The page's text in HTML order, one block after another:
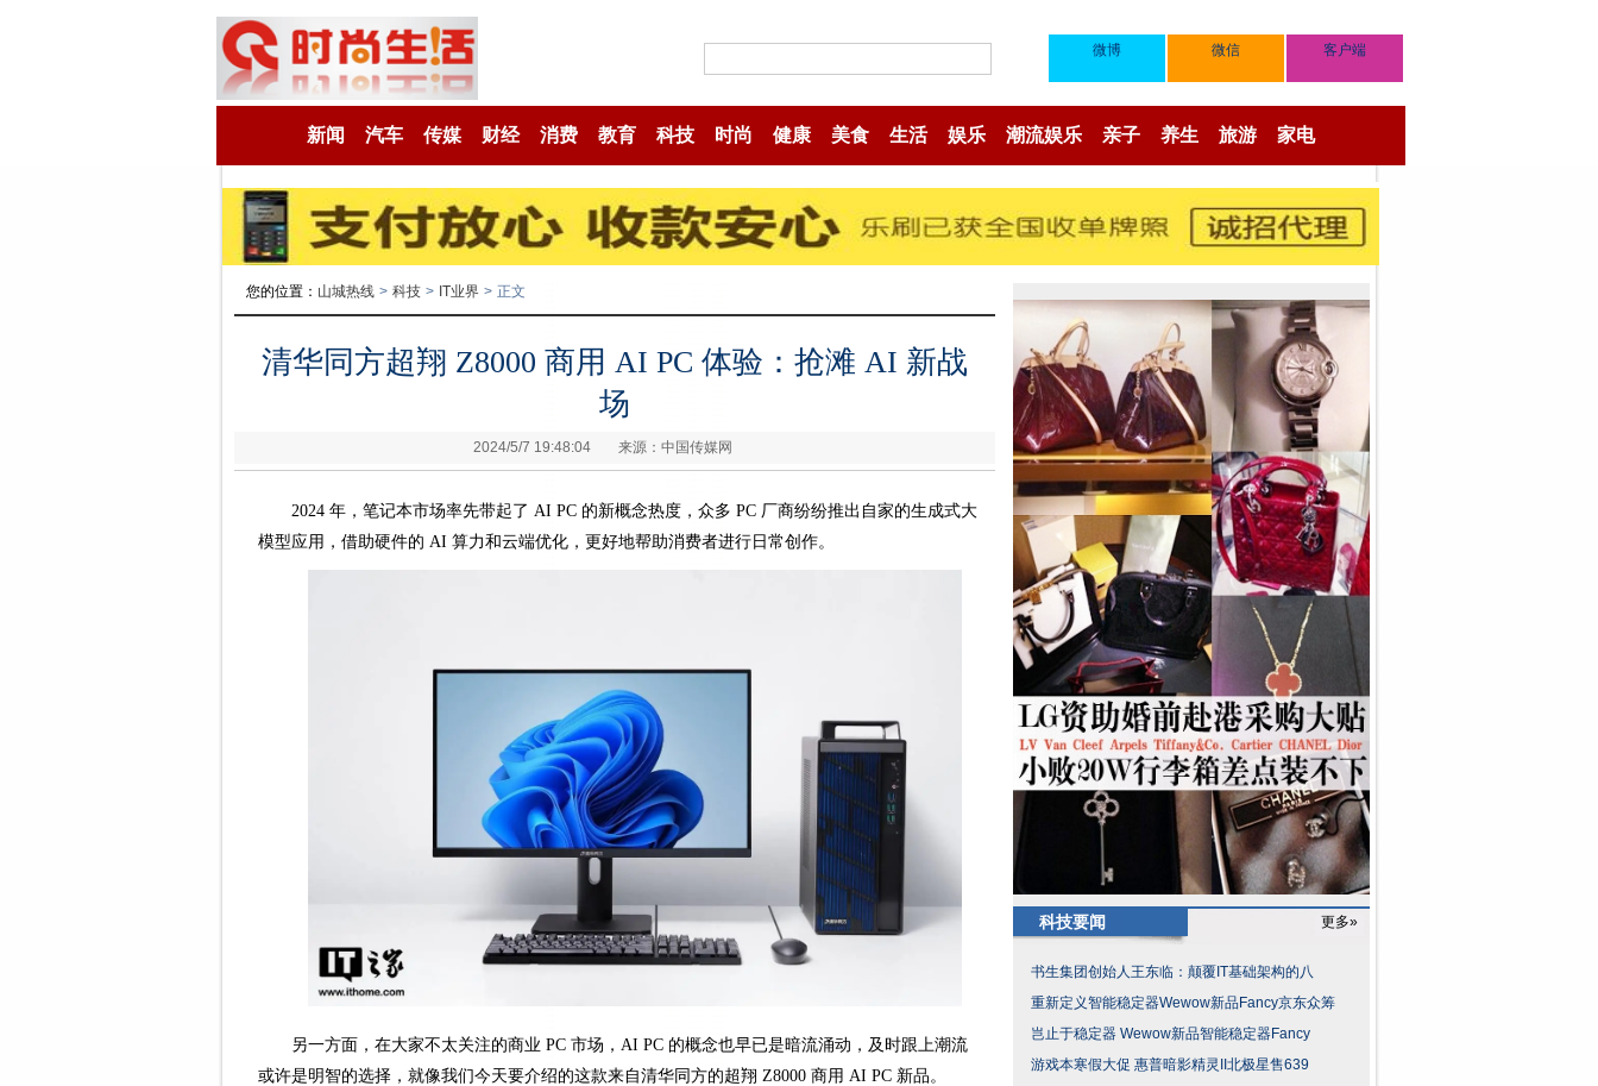
微博 微信 客户端
新闻 汽车 传媒 财经 消费 教育 科技 时尚 健康 美食 生活 娱乐 潮流娱乐 亲子 养生 旅游 家电
您的位置： 山城热线 > 科技 > IT业界 > 正文
清华同方超翔 Z8000 商用 AI PC 体验：抢滩 AI 新战
场
2024/5/7 19:48:04 来源：中国传媒网
2024 年，笔记本市场率先带起了 AI PC 的新概念热度，众多 PC 厂商纷纷推出自家的生成式大
模型应用，借助硬件的 AI 算力和云端优化，更好地帮助消费者进行日常创作。
另一方面，在大家不太关注的商业 PC 市场，AI PC 的概念也早已是暗流涌动，及时跟上潮流
或许是明智的选择，就像我们今天要介绍的这款来自清华同方的超翔 Z8000 商用 AI PC 新品。
科技要闻 更多»
书生集团创始人王东临：颠覆IT基础架构的八
重新定义智能稳定器Wewow新品Fancy京东众筹
岂止于稳定器 Wewow新品智能稳定器Fancy
游戏本寒假大促 惠普暗影精灵II北极星售639